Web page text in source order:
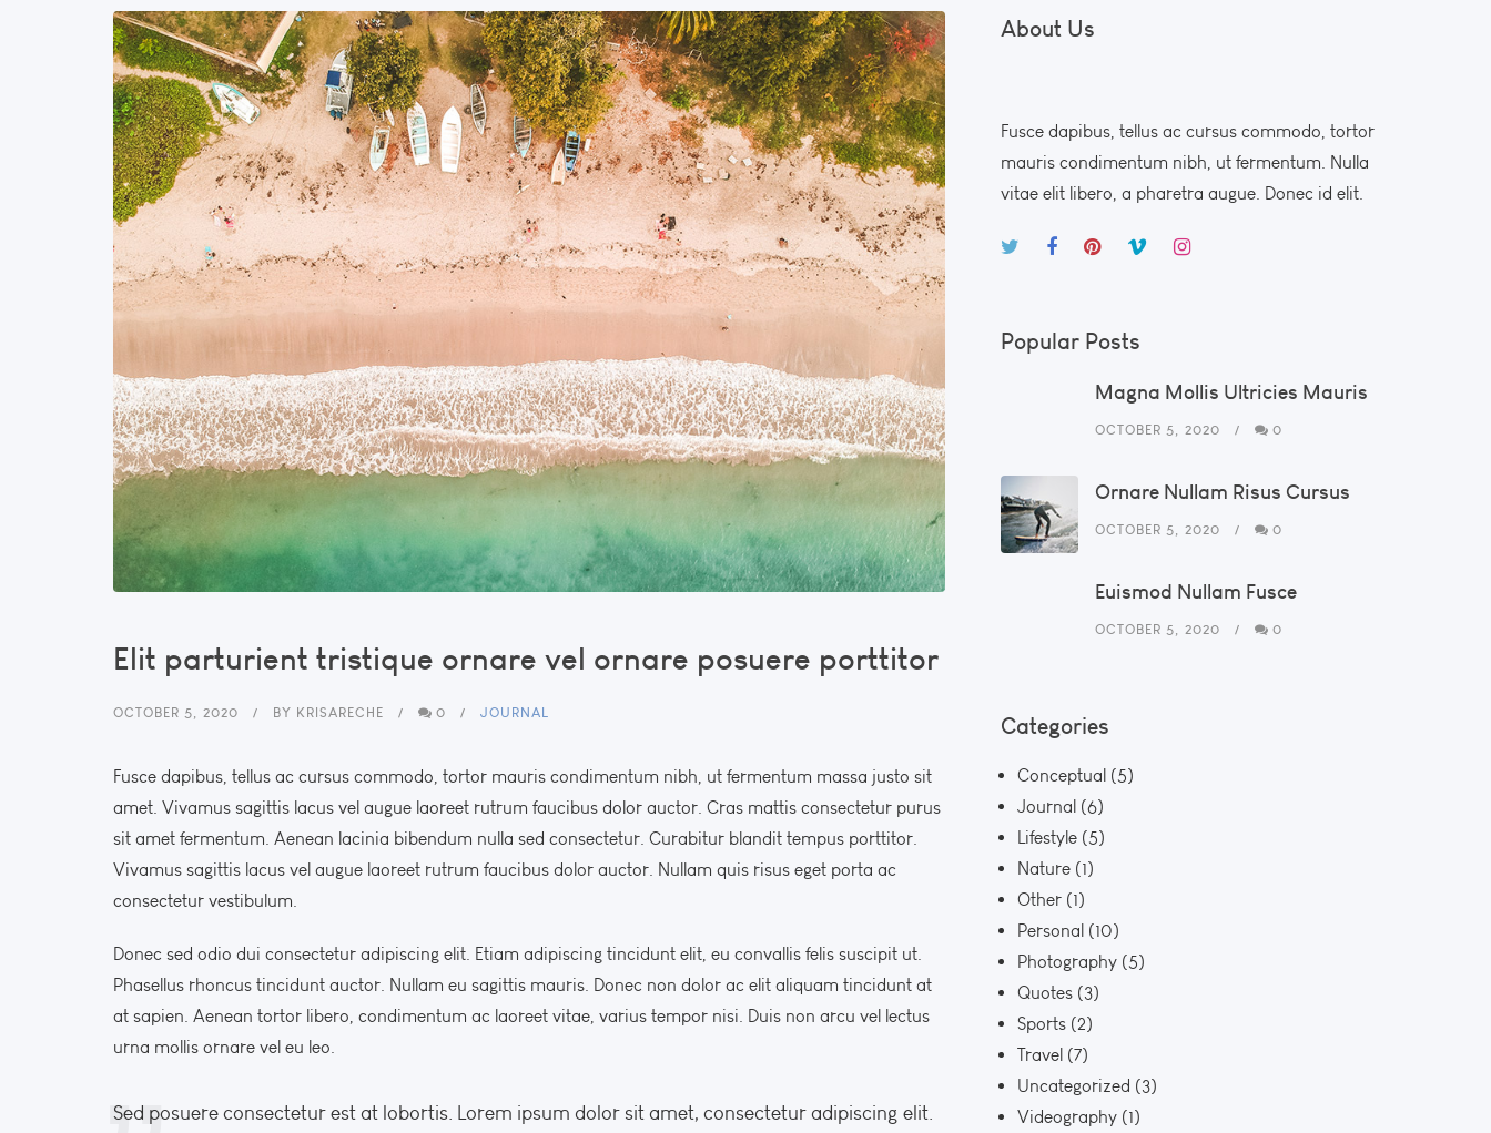
Elit parturient tristique ornare vel ornare posuere porttitor
OCTOBER 5, 2020 BY KRISARECHE 0 JOURNAL
Fusce dapibus, tellus ac cursus commodo, tortor mauris condimentum nibh, ut fermentum massa justo sit
amet. Vivamus sagittis lacus vel augue laoreet rutrum faucibus dolor auctor. Cras mattis consectetur purus
sit amet fermentum. Aenean lacinia bibendum nulla sed consectetur. Curabitur blandit tempus porttitor.
Vivamus sagittis lacus vel augue laoreet rutrum faucibus dolor auctor. Nullam quis risus eget porta ac
consectetur vestibulum.
Donec sed odio dui consectetur adipiscing elit. Etiam adipiscing tincidunt elit, eu convallis felis suscipit ut.
Phasellus rhoncus tincidunt auctor. Nullam eu sagittis mauris. Donec non dolor ac elit aliquam tincidunt at
at sapien. Aenean tortor libero, condimentum ac laoreet vitae, varius tempor nisi. Duis non arcu vel lectus
urna mollis ornare vel eu leo.
Sed posuere consectetur est at lobortis. Lorem ipsum dolor sit amet, consectetur adipiscing elit.
About Us
Fusce dapibus, tellus ac cursus commodo, tortor
mauris condimentum nibh, ut fermentum. Nulla
vitae elit libero, a pharetra augue. Donec id elit.
Popular Posts
Magna Mollis Ultricies Mauris
OCTOBER 5, 2020 0
Ornare Nullam Risus Cursus
OCTOBER 5, 2020 0
Euismod Nullam Fusce
OCTOBER 5, 2020 0
Categories
Conceptual (5)
Journal (6)
Lifestyle (5)
Nature (1)
Other (1)
Personal (10)
Photography (5)
Quotes (3)
Sports (2)
Travel (7)
Uncategorized (3)
Videography (1)